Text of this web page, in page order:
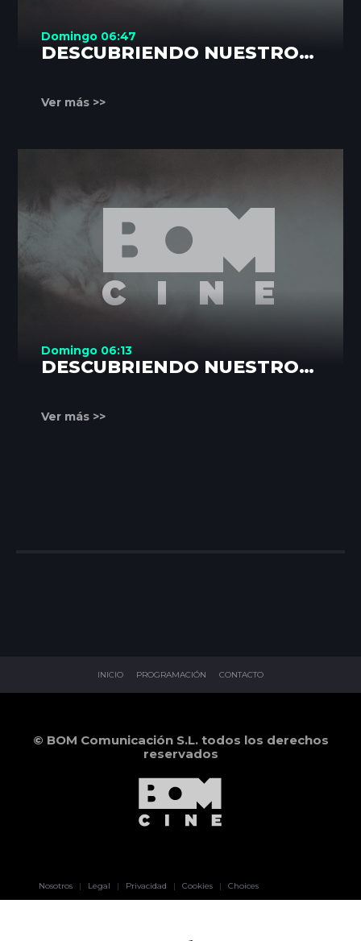
Domingo 06:47
DESCUBRIENDO NUESTROS
Ver más >>
Domingo 06:13
DESCUBRIENDO NUESTROS
Ver más >>
INICIO PROGRAMACIÓN CONTACTO
© BOM Comunicación S.L. todos los derechos
reservados
Nosotros | Legal | Privacidad | Cookies | Choices